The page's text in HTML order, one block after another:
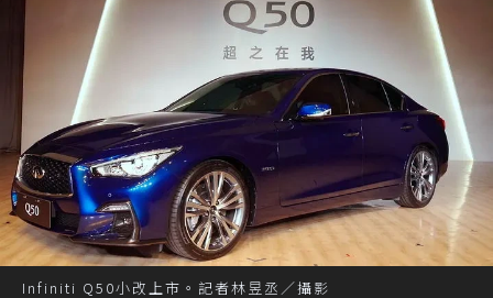
Infiniti Q50小改上市。記者林昱丞／攝影